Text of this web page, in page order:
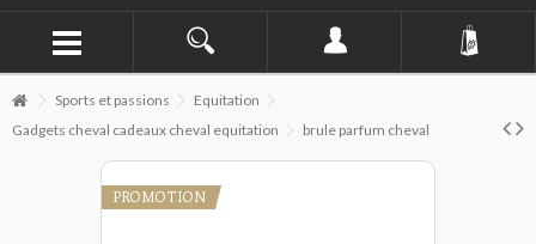
Sports et passions
Equitation
Gadgets cheval cadeaux cheval equitation
brule parfum cheval
PROMOTION